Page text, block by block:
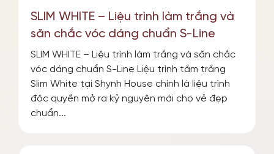
SLIM WHITE – Liệu trình làm trắng và
săn chắc vóc dáng chuẩn S-Line
SLIM WHITE – Liệu trình làm trắng và săn chắc
vóc dáng chuẩn S-Line Liệu trình tắm trắng
Slim White tại Shynh House chính là liệu trình
độc quyền mở ra kỷ nguyên mới cho vẻ đẹp
chuẩn...